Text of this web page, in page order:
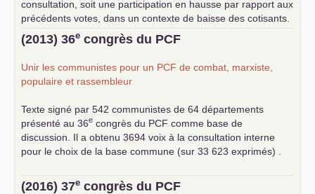
consultation, soit une participation en hausse par rapport aux
précédents votes, dans un contexte de baisse des cotisants.
... lire la suite
(2013) 36e congrès du PCF
Unir les communistes pour un PCF de combat, marxiste,
populaire et rassembleur
Texte signé par 542 communistes de 64 départements
présenté au 36e congrès du PCF comme base de
discussion. Il a obtenu 3694 voix à la consultation interne
pour le choix de la base commune (sur 33 623 exprimés) .
(2016) 37e congrès du PCF